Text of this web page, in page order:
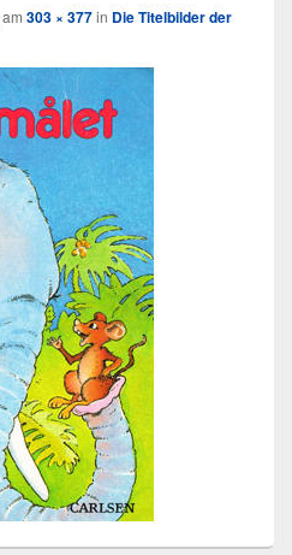
am 303 × 377in Die Titelbilder der